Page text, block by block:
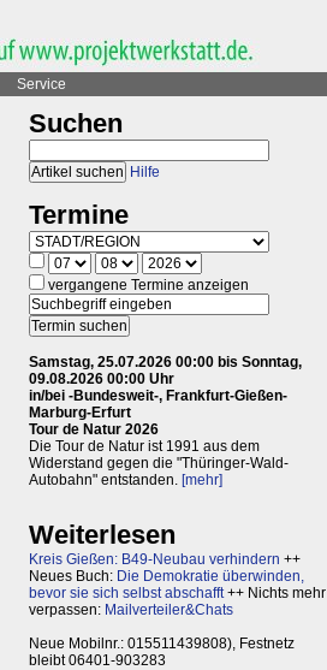
Service
Suchen
Hilfe
Termine
vergangene Termine anzeigen
Samstag, 25.07.2026 00:00 bis Sonntag,
09.08.2026 00:00 Uhr
in/bei -Bundesweit-, Frankfurt-Gießen-
Marburg-Erfurt
Tour de Natur 2026
Die Tour de Natur ist 1991 aus dem
Widerstand gegen die "Thüringer-Wald-
Autobahn" entstanden. [mehr]
Weiterlesen
Kreis Gießen: B49-Neubau verhindern ++
Neues Buch: Die Demokratie überwinden,
bevor sie sich selbst abschafft++ Nichts mehr
verpassen: Mailverteiler&Chats
Neue Mobilnr.: 015511439808), Festnetz
bleibt 06401-903283